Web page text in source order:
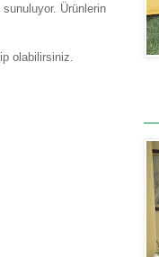
Ürünlerin
olabilirsiniz.